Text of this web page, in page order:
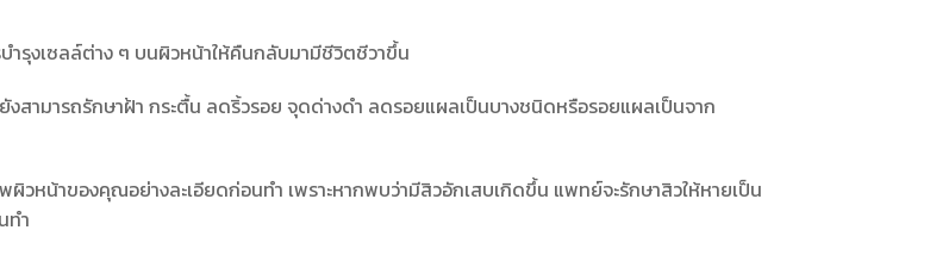
รุงเซลล์ต่าง ๆ บนผิวหน้าให้คืนกลับมามีชีวิตชีวาขึ้น
สามารถรักษาฝ้า กระตื้น ลดริ้วรอย จุดด่างดำ ลดรอยแผลเป็นบางชนิดหรือรอยแผลเป็นจาก
หน้าของคุณอย่างละเอียดก่อนทำ เพราะหากพบว่ามีสิวอักเสบเกิดขึ้น แพทย์จะรักษาสิวให้หายเป็น
ทำ